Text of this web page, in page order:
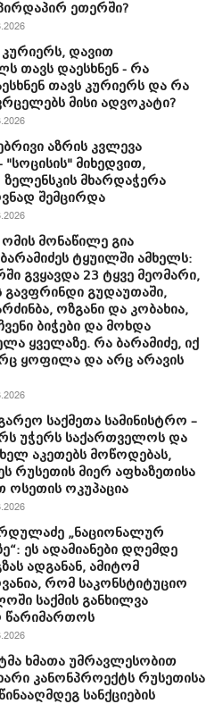
ეთერში?
დავით
თავს დაესხნენ - რა
თავს კურიერს და რა
მისი ადვოკატი?
აზრის კვლევა
"სოცისის" მიხედვით,
ზელენსკის მხარდაჭერა
შემცირდა
მონაწილე გია
ბარამიძეს ტყუილში ამხელს:
გვყავდა 23 ტყვე მეომარი,
გავფრინდი გუდაუთაში,
ოზგანი და კობახია,
ბიჭები და მოხდა
ყველაზე. რა ბარამიძე, იქ
ყოფილა და არც არავის
საქმეთა სამინისტრო –
უჭერს საქართველოს და
აკეთებს მოწოდებას,
რუსეთის მიერ აფხაზეთისა
ოსეთის ოკუპაცია
„ნაციონალურ
ეს ადამიანები დღემდე
ადგანან, ამიტომ
რომ საკონსტიტუციო
საქმის განხილვა
ხმათა უმრავლესობით
კანონპროექტს რუსეთისა
სანქციების